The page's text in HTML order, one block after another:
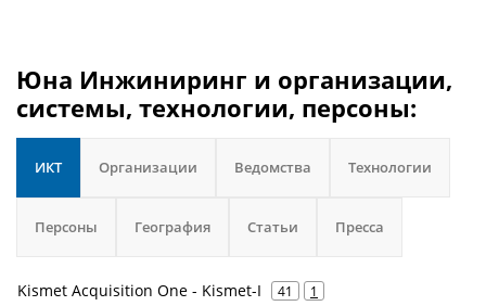
Юна Инжиниринг и организации,
системы, технологии, персоны:
ИКТ Организации Ведомства Технологии
Персоны География Статьи Пресса
Kismet Acquisition One - Kismet-I 41 1